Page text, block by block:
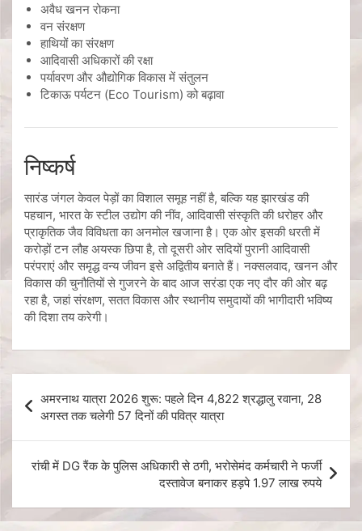
अवैध खनन रोकना
वन संरक्षण
हाथियों का संरक्षण
आदिवासी अधिकारों की रक्षा
पर्यावरण और औद्योगिक विकास में संतुलन
टिकाऊ पर्यटन (Eco Tourism) को बढ़ावा
निष्कर्ष
सारंड जंगल केवल पेड़ों का विशाल समूह नहीं है, बल्कि यह झारखंड की
पहचान, भारत के स्टील उद्योग की नींव, आदिवासी संस्कृति की धरोहर और
प्राकृतिक जैव विविधता का अनमोल खजाना है। एक ओर इसकी धरती में
करोड़ों टन लौह अयस्क छिपा है, तो दूसरी ओर सदियों पुरानी आदिवासी
परंपराएं और समृद्ध वन्य जीवन इसे अद्वितीय बनाते हैं। नक्सलवाद, खनन और
विकास की चुनौतियों से गुजरने के बाद आज सरंडा एक नए दौर की ओर बढ़
रहा है, जहां संरक्षण, सतत विकास और स्थानीय समुदायों की भागीदारी भविष्य
की दिशा तय करेगी।
अमरनाथ यात्रा 2026 शुरू: पहले दिन 4,822 श्रद्धालु रवाना, 28
अगस्त तक चलेगी 57 दिनों की पवित्र यात्रा
रांची में DG रैंक के पुलिस अधिकारी से ठगी, भरोसेमंद कर्मचारी ने फर्जी
दस्तावेज बनाकर हड़पे 1.97 लाख रुपये